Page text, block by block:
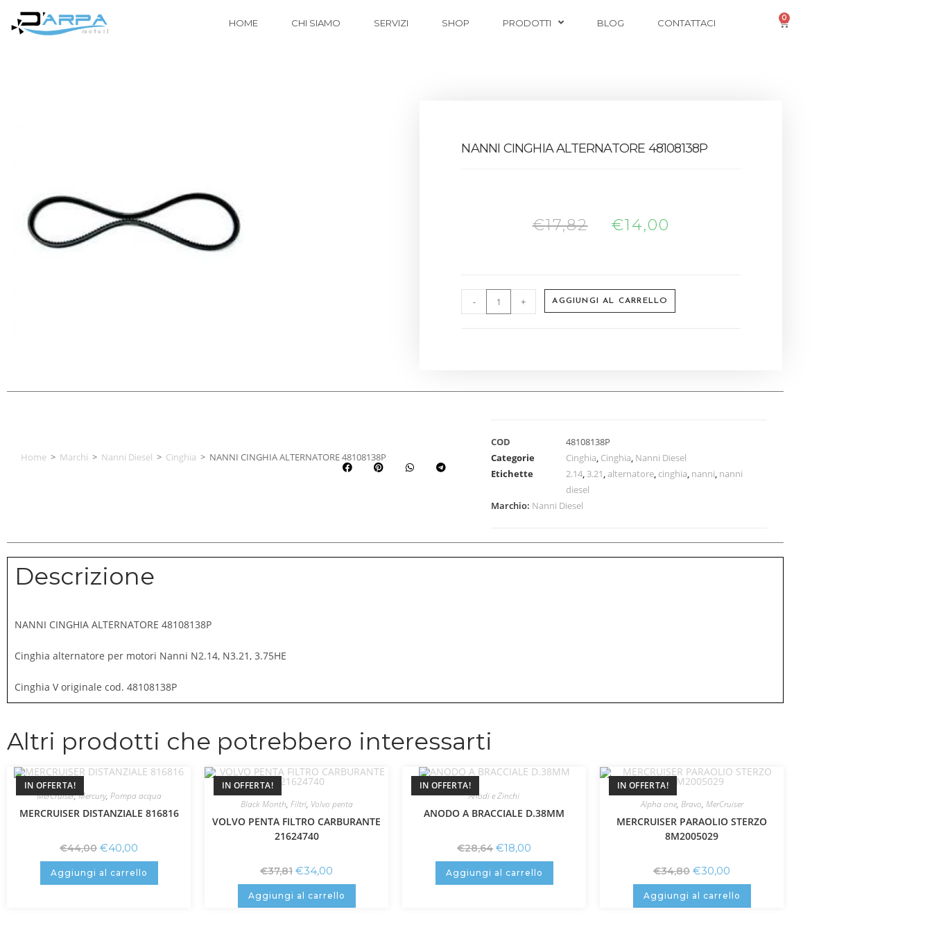
HOME CHI SIAMO SERVIZI SHOP PRODOTTI BLOG CONTATTACI 0
NANNI CINGHIA ALTERNATORE 48108138P
€17,82 €14,00
- + AGGIUNGI AL CARRELLO
Home > Marchi > Nanni Diesel > Cinghia > NANNI CINGHIA ALTERNATORE 48108138P
COD
48108138P
Categorie
Cinghia, Cinghia, Nanni Diesel
Etichette
2.14, 3.21,alternatore, cinghia, nanni, nanni
diesel
Marchio: Nanni Diesel
Descrizione
NANNI CINGHIA ALTERNATORE 48108138P
Cinghia alternatore per motori Nanni N2.14, N3.21, 3.75HE
Cinghia V originale cod. 48108138P
Altri prodotti che potrebbero interessarti
IN OFFERTA!
MerCruiser,Mercury, Pompa acqua
MERCRUISER DISTANZIALE 816816
€44,00 €40,00
Aggiungi al carrello
IN OFFERTA!
Black Month, Filtri, Volvo penta
VOLVO PENTA FILTRO CARBURANTE
21624740
€37,81 €34,00
Aggiungi al carrello
IN OFFERTA!
Anodi e Zinchi
ANODO A BRACCIALE D.38MM
€28,64 €18,00
Aggiungi al carrello
IN OFFERTA!
Alpha one, Bravo, MerCruiser
MERCRUISER PARAOLIO STERZO
8M2005029
€34,80 €30,00
Aggiungi al carrello